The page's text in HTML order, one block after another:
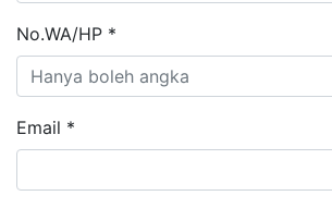
No.WA/HP *
Email *